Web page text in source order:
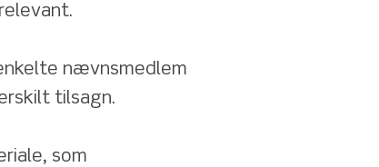
nævnsmedlem
tilsagn.
som